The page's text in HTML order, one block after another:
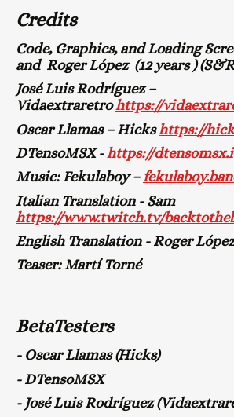
Credits
Code, Graphics, and Loading
and Roger López (12 years )
José Luis Rodríguez –
Vidaextraretrohttps://
Oscar Llamas – Hickshttps://
DTensoMSX -https://
Music: Fekulaboy –
Italian Translation - Sam
https://www.twitch.tv/
English Translation - Roger
Teaser: Martí Torné
BetaTesters
- Oscar Llamas (Hicks)
- DTensoMSX
- José Luis Rodríguez